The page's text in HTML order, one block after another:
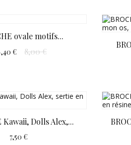
ovale motifs...
€ 8,00 €
Kawaii, Dolls Alex,...
7,50 €